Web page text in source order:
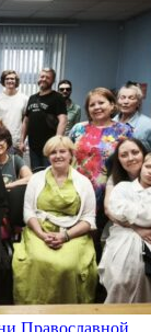
Православной